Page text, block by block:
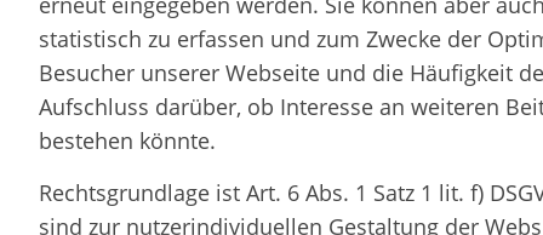
statistisch zu erfassen und zum Zwecke der
Besucher unserer Webseite und die Häufigkeit
Aufschluss darüber, ob Interesse an weiteren
bestehen könnte.
Rechtsgrundlage ist Art. 6 Abs. 1 Satz 1 lit. f)
sind zur nutzerindividuellen Gestaltung der